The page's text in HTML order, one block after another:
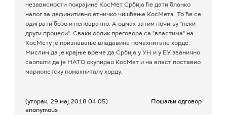
независности покрајине КосМет Србија ће дати бланко
налог за дефинитивно етничко чишћење КосМета. То ће се
одиграти брзо и неповратно. А одмах затим почињу "неки
други процеси". Сваки облик преговора са "властима" на
КосМету је признавање владавине помахнитале хорде.
Мислим да је крајње време да Србија у УН и у ЕУ званично
саопшти да је НАТО окупирао КосМет и на власт поставио
марионетску помахниталу хорду.
(уторак, 29.мај.2018 04:05)
anonymous
Пошаљи одговор